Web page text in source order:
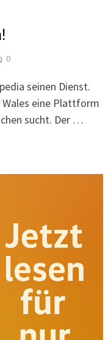
0
seinen Dienst.
eine Plattform
sucht. Der …